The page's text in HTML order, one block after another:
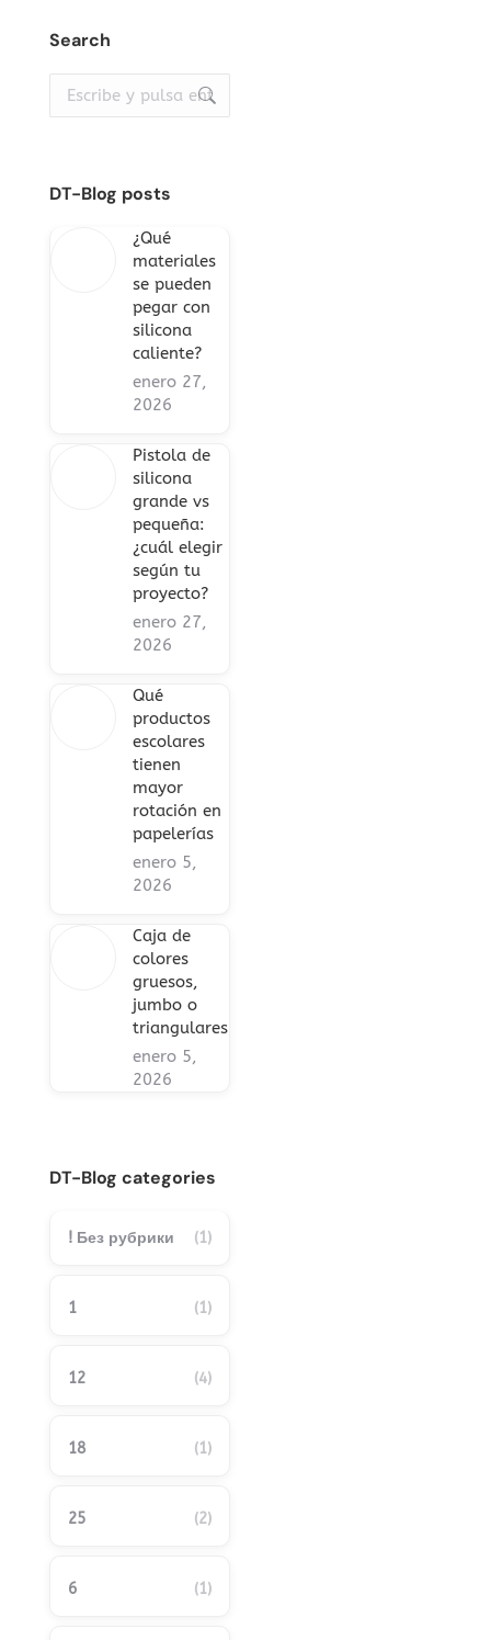
Search
DT-Blog posts
¿Qué
materiales
se pueden
pegar con
silicona
caliente?
enero 27,
2026
Pistola de
silicona
grande vs
pequeña:
¿cuál elegir
según tu
proyecto?
enero 27,
2026
Qué
productos
escolares
tienen
mayor
rotación en
papelerías
enero 5,
2026
Caja de
colores
gruesos,
jumbo o
triangulares
enero 5,
2026
DT-Blog categories
! Без рубрики (1)
1 (1)
12 (4)
18 (1)
25 (2)
6 (1)